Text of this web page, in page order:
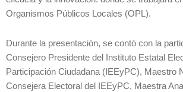
Organismos Públicos Locales (OPL).
Durante la presentación, se contó con la
Consejero Presidente del Instituto Estatal
Participación Ciudadana (IEEyPC), Maestro
Consejera Electoral del IEEyPC, Maestra